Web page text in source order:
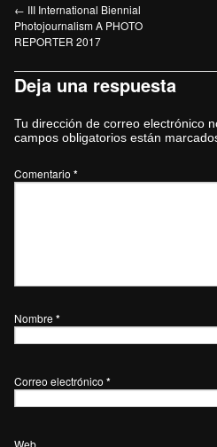
← III International Biennial
Photojournalism A PHOTO
REPORTER 2017
Deja una respuesta
Tu dirección de correo electrónico
campos obligatorios están
Comentario *
Nombre *
Correo electrónico *
Web